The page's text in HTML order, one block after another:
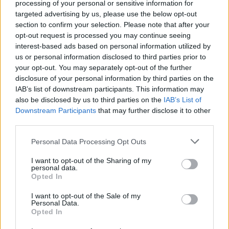
processing of your personal or sensitive information for
targeted advertising by us, please use the below opt-out
section to confirm your selection. Please note that after your
opt-out request is processed you may continue seeing
interest-based ads based on personal information utilized by
us or personal information disclosed to third parties prior to
your opt-out. You may separately opt-out of the further
disclosure of your personal information by third parties on the
IAB’s list of downstream participants. This information may
also be disclosed by us to third parties on the IAB’s List of
Downstream Participants that may further disclose it to other
Please note that this website/app uses one or more Google
not limited to your visit or usage behaviour. You may click to
grant or deny consent to Google and its third-party tags to
use your data for below specified purposes in below Google
consent section.
Personal Data Processing Opt Outs
I want to opt-out of the Sharing of my
personal data.
Opted In
I want to opt-out of the Sale of my
Personal Data.
Opted In
pourécarterle président de la FFSG. Il suffit de retirer la
délégation de service public à la fédé. Attendons juste la
bonne décision dans les prochains jours !